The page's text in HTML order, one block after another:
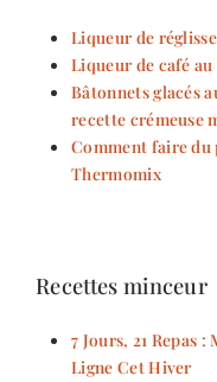
Liqueur de
Liqueur de café
Bâtonnets glacés
recette crémeuse
Comment faire du
Thermomix
Recettes minceur
7 Jours, 21 Repas
Ligne Cet Hiver